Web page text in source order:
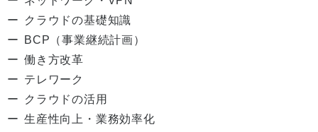
クラウドの基礎知識
BCP（事業継続計画）
働き方改革
テレワーク
クラウドの活用
生産性向上・業務効率化